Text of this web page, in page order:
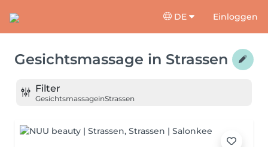
DE Einloggen
Gesichtsmassage in Strassen
Filter
GesichtsmassageinStrassen